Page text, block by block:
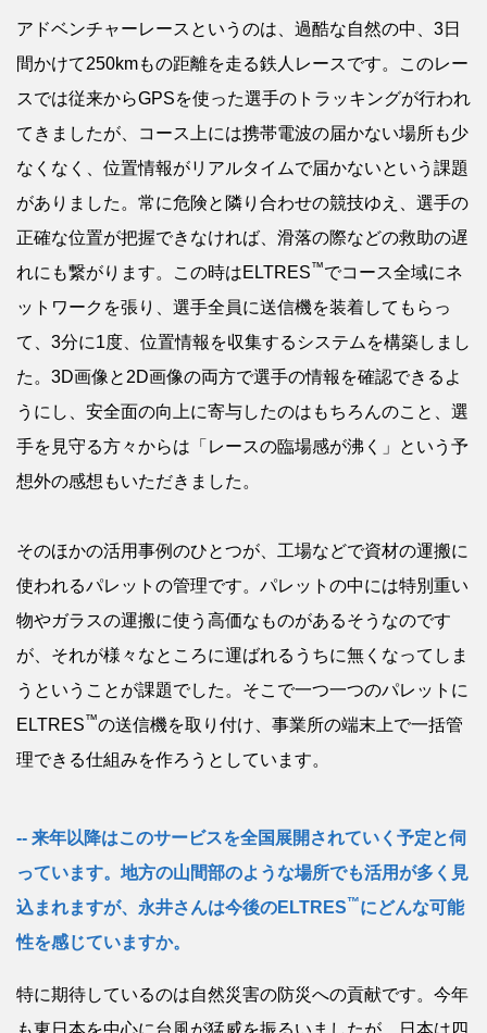
アドベンチャーレースというのは、過酷な自然の中、3日
間かけて250kmもの距離を走る鉄人レースです。このレー
スでは従来からGPSを使った選手のトラッキングが行われ
てきましたが、コース上には携帯電波の届かない場所も少
なくなく、位置情報がリアルタイムで届かないという課題
がありました。常に危険と隣り合わせの競技ゆえ、選手の
正確な位置が把握できなければ、滑落の際などの救助の遅
れにも繋がります。この時はELTRES™でコース全域にネ
ットワークを張り、選手全員に送信機を装着してもらっ
て、3分に1度、位置情報を収集するシステムを構築しまし
た。3D画像と2D画像の両方で選手の情報を確認できるよ
うにし、安全面の向上に寄与したのはもちろんのこと、選
手を見守る方々からは「レースの臨場感が沸く」という予
想外の感想もいただきました。
そのほかの活用事例のひとつが、工場などで資材の運搬に
使われるパレットの管理です。パレットの中には特別重い
物やガラスの運搬に使う高価なものがあるそうなのです
が、それが様々なところに運ばれるうちに無くなってしま
うということが課題でした。そこで一つ一つのパレットに
ELTRES™の送信機を取り付け、事業所の端末上で一括管
理できる仕組みを作ろうとしています。
来年以降はこのサービスを全国展開されていく予定と伺
っています。地方の山間部のような場所でも活用が多く見
込まれますが、永井さんは今後のELTRES™にどんな可能
性を感じていますか。
特に期待しているのは自然災害の防災への貢献です。今年
も東日本を中心に台風が猛威を振るいましたが、日本は四